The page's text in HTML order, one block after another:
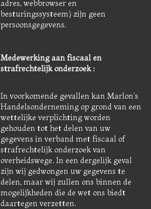
adres, webbrowser en
besturingssysteem) zijn geen
persoonsgegevens.
Medewerking aan fiscaal en
strafrechtelijk onderzoek :
In voorkomende gevallen kan Marlon's
Handelsonderneming op grond van een
wettelijke verplichting worden
gehouden tot het delen van uw
gegevens in verband met fiscaal of
strafrechtelijk onderzoek van
overheidswege. In een dergelijk geval
zijn wij gedwongen uw gegevens te
delen, maar wij zullen ons binnen de
mogelijkheden die de wet ons biedt
daartegen verzetten.